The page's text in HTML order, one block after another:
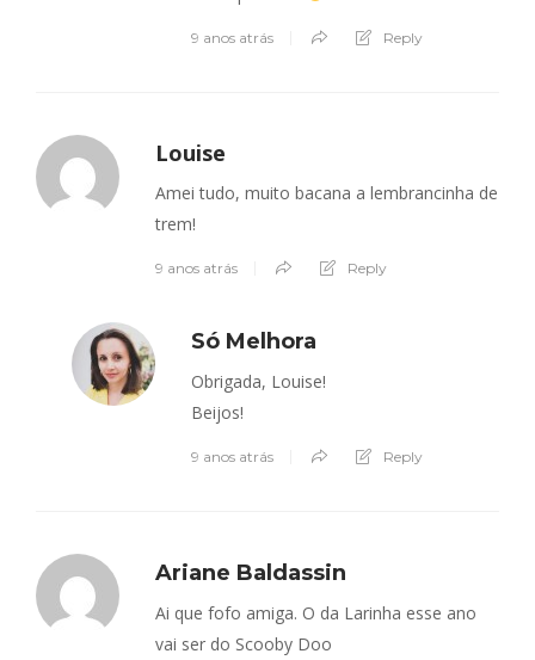
9 anos atrás Reply
Louise
Amei tudo, muito bacana a lembrancinha de
trem!
9 anos atrás Reply
Só Melhora
Obrigada, Louise!
Beijos!
9 anos atrás Reply
Ariane Baldassin
Ai que fofo amiga. O da Larinha esse ano
vai ser do Scooby Doo